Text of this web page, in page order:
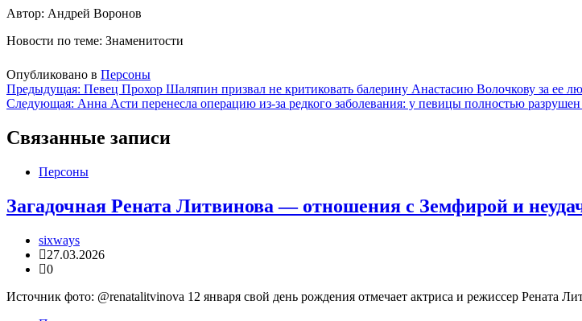
Автор: Андрей Воронов
Новости по теме: Знаменитости
Опубликовано в Персоны
Навигация
по
записям
Предыдущая: Певец Прохор Шаляпин призвал не критиковать балерину Анастасию Волочкову за ее
Следующая: Анна Асти перенесла операцию из-за редкого заболевания: у певицы полностью разрушен
Связанные записи
Персоны
Загадочная Рената Литвинова — отношения с Земфирой и
sixways
27.03.2026
0
Источник фото: @renatalitvinova 12 января свой день рождения отмечает актриса и режиссер Рената